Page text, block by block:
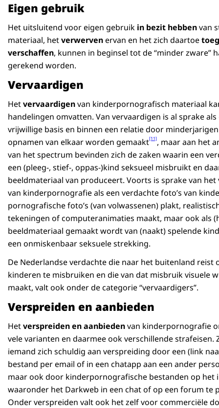
Eigen gebruik
Het uitsluitend voor eigen gebruik in bezit hebbenvan
materiaal, hetverwervenervan en het zich daartoe
verschaffen, kunnen in beginsel tot de “minder zware”
gerekend worden.
Vervaardigen
Hetvervaardigenvan kinderpornografisch materiaal
handelingen omvatten. Van vervaardigen is al sprake
vrijwillige basis en binnen een relatie door
opnamen van elkaar worden gemaakt[11], maar aan het
van het spectrum bevinden zich de zaken waarin een
een (pleeg-, stief-, oppas-)kind seksueel misbruikt en
beeldmateriaal van produceert. Voorts is sprake van
van kinderpornografie als een verdachte foto’s van
pornografische foto’s (van volwassenen) plakt,
tekeningen of computeranimaties maakt, maar ook als
beeldmateriaal gemaakt wordt van (naakt) spelende
een onmiskenbaar seksuele strekking.
De Nederlandse verdachte die naar het buitenland reist
kinderen te misbruiken en die van dat misbruik visuele
maakt, valt ook onder de categorie “vervaardigers”.
Verspreiden en aanbieden
Hetverspreiden en aanbiedenvan kinderpornografie
vele varianten en daarmee ook verschillende strafeisen.
iemand zich schuldig aan verspreiding door een (link
bestand per email of in een chatapp aan een ander
maar ook door kinderpornografische bestanden op het
waaronder het Darkweb in een chat of op een forum te
Onder verspreiden valt ook het zelf voor commerciële